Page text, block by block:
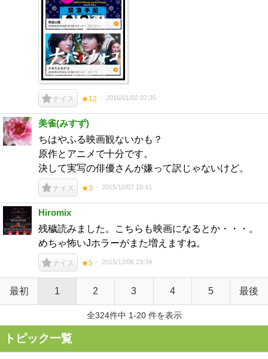
ナイス ★12 2016/01/02 07:35
美雀(みすず)
ちはやふる映画観ないかも？
原作とアニメで十分です。
決して実写の俳優さんが嫌って訳じゃないけど。
ナイス ★3 2015/12/07 10:41
Hiromix
残穢読みました。こちらも映画になるとか・・・。
めちゃ怖いJホラーがまた増えますね。
ナイス ★5 2015/12/06 23:34
最初 1 2 3 4 5 最後
全324件中 1-20 件を表示
トピック一覧